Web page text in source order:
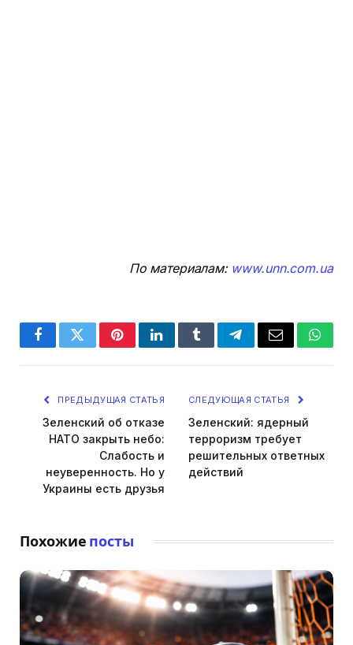
По материалам: www.unn.com.ua
FacebookTwitterPinterestLinkedInTumblrTelegramEmail
ПРЕДЫДУЩАЯ СТАТЬЯ
Зеленский об отказе
НАТО закрыть небо:
Слабость и
неуверенность. Но у
Украины есть друзья
СЛЕДУЮЩАЯ СТАТЬЯ
Зеленский: ядерный
терроризм требует
решительных ответных
действий
Похожие посты